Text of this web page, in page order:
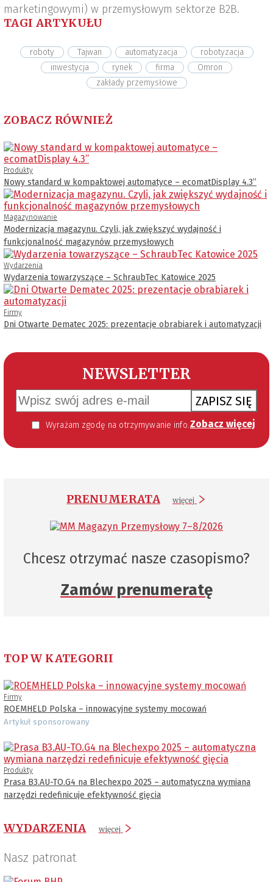
marketingowymi) w przemysłowym sektorze B2B.
TAGI ARTYKUŁU
roboty Tajwan automatyzacja
robotyzacja
inwestycja
rynek firma
Omron
zakłady przemysłowe
ZOBACZ RÓWNIEŻ
Produkty
Nowy standard w kompaktowej automatyce – ecomatDisplay 4.3’’
Magazynowanie
Modernizacja magazynu. Czyli, jak zwiększyć wydajność i
funkcjonalność magazynów przemysłowych
Wydarzenia
Wydarzenia towarzyszące – SchraubTec Katowice 2025
Firmy
Dni Otwarte Dematec 2025: prezentacje obrabiarek i automatyzacji
NEWSLETTER
ZAPISZ SIĘ
Wyrażam zgodę na otrzymywanie informacji handlowej kierowanej do mnie za pomocą środków komunikacji elektronicznej w szczególności poczty elektronicznej zgodnie z przepisem art. 10 ust 2 ustawy z dnia 18 lipca 2002 roku o świadczeniu usług drogą elektroniczną (Dz. U. 144 z 2002 r. poz. 1204). Zgoda jest dobrowolna, jednak jej wyrażenie jest konieczne, aby otrzymywać newsletter. Zobacz więcej
PRENUMERATA więcej
Chcesz otrzymać nasze czasopismo?
Zamów prenumeratę
TOP W KATEGORII
Firmy
ROEMHELD Polska – innowacyjne systemy mocowań
Artykuł sponsorowany
Produkty
Prasa B3.AU-TO.G4 na Blechexpo 2025 – automatyczna wymiana
narzędzi redefinicuje efektywność gięcia
WYDARZENIA więcej
Nasz patronat